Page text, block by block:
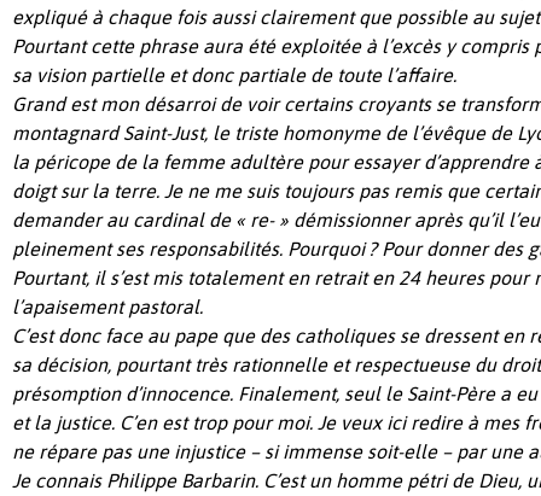
expliqué à chaque fois aussi clairement que possible au
Pourtant cette phrase aura été exploitée à l’excès y compris
sa vision partielle et donc partiale de toute l’affaire.
Grand est mon désarroi de voir certains croyants se
montagnard Saint-Just, le triste homonyme de l’évêque de
la péricope de la femme adultère pour essayer d’apprendre
doigt sur la terre. Je ne me suis toujours pas remis que
demander au cardinal de « re- » démissionner après qu’il
pleinement ses responsabilités. Pourquoi ? Pour donner des
Pourtant, il s’est mis totalement en retrait en 24 heures pour
l’apaisement pastoral.
C’est donc face au pape que des catholiques se dressent en
sa décision, pourtant très rationnelle et respectueuse du
présomption d’innocence. Finalement, seul le Saint-Père a
et la justice. C’en est trop pour moi. Je veux ici redire à mes
ne répare pas une injustice – si immense soit-elle – par une
Je connais Philippe Barbarin. C’est un homme pétri de Dieu,